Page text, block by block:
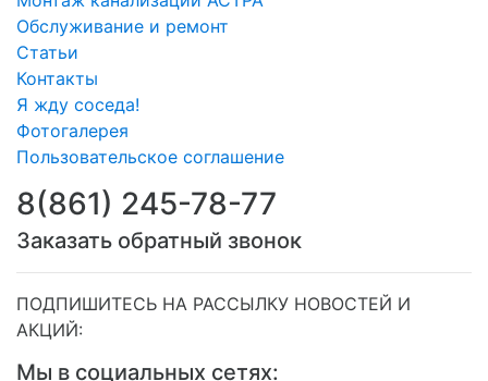
Обслуживание и ремонт
Статьи
Контакты
Я жду соседа!
Фотогалерея
Пользовательское соглашение
8(861) 245-78-77
Заказать обратный звонок
ПОДПИШИТЕСЬ НА РАССЫЛКУ НОВОСТЕЙ И
АКЦИЙ:
Мы в социальных сетях: